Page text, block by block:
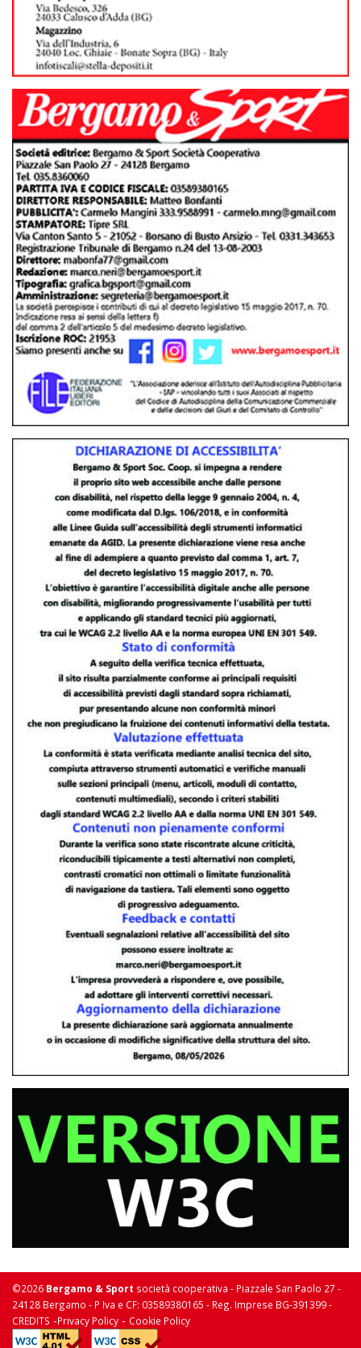
©2026 Bergamo & Sport società cooperativa - Piazzale San Paolo 27 -
24128 Bergamo - P Iva e CF: 03589380165 - Reg. Imprese BG-391399 -
CREDITS -Privacy Policy - Cookie Policy